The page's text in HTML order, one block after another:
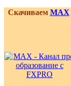
Скачиваем MAX